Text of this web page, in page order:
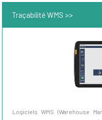
Mocha TN. Pour préparation
gestion stocks sur ERP
Traçabilité WMS >>
Logiciels WMS (Warehouse